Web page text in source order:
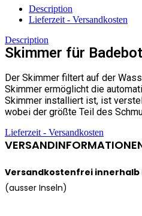
Description
Lieferzeit - Versandkosten
Description
Skimmer für
Der Skimmer filtert auf der
Skimmer ermöglicht die
Skimmer installiert ist, ist
wobei der größte Teil des
Lieferzeit - Versandkosten
Versandkostenfrei innerhalb
(ausser Inseln)